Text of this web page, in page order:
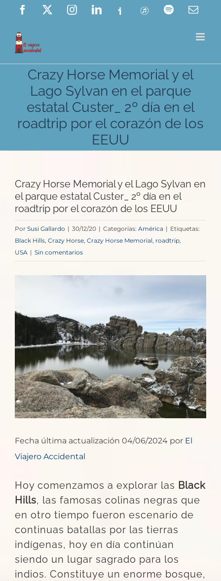
Saltar
contenido
Facebook InstagramLinkedIn
Ivoox ITunes Spotify
Crazy Horse Memorial y el
Lago Sylvan en el parque
estatal Custer_ 2º día en el
roadtrip por el corazón de los
EEUU
Crazy Horse Memorial y el Lago Sylvan en
el parque estatal Custer_ 2º día en el
roadtrip por el corazón de los EEUU
Por Susi Gallardo | 30/12/20 | Categorías: América | Etiquetas:
Black Hills Crazy Horse Crazy Horse Memorial roadtrip
USA | Sin comentarios
más
Fecha última actualización 04/06/2024 por El
Viajero Accidental
Hoy comenzamos a explorar las Black
Hills, las famosas colinas negras que
en otro tiempo fueron escenario de
continuas batallas por las tierras
indígenas, hoy en día continúan
siendo un lugar sagrado para los
indios. Constituye un enorme bosque,